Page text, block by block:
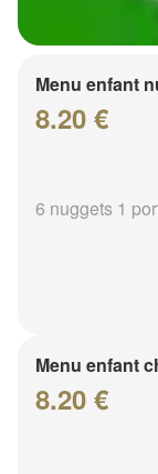
Menu enfant
8.20 €
6 nuggets 1
Menu enfant
8.20 €